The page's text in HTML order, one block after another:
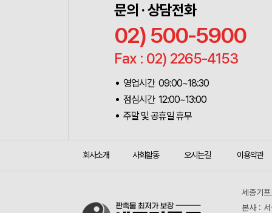
문의 · 상담전화
02) 500-5900
Fax : 02) 2265-4153
영업시간 09:00~18:30
점심시간 12:00~13:00
주말 및 공휴일 휴무
회사소개 사회활동 오시는길 이용약관
세종기
본사 :